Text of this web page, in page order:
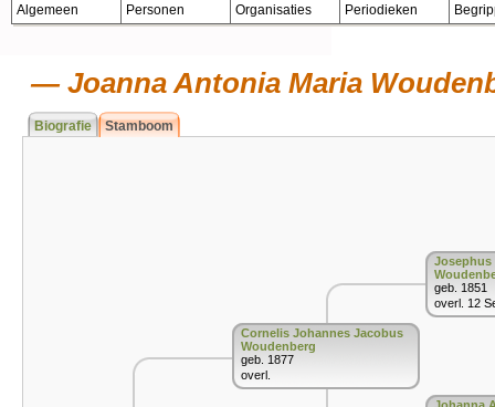
Algemeen Personen Organisaties Periodieken
Joanna Antonia Maria
Biografie Stamboom
Cornelis Johannes Jacobus
Woudenberg
geb. 1877
overl.
Josephus
geb. 1851
overl. 12